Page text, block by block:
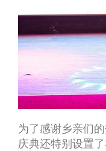
为了感谢乡亲们
庆典还特别设置